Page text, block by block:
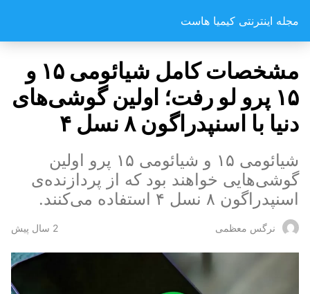
مجله اینترنتی کیمیا هاست
مشخصات کامل شیائومی ۱۵ و
۱۵ پرو لو رفت؛ اولین گوشی‌های
دنیا با اسنپدراگون ۸ نسل ۴
شیائومی ۱۵ و شیائومی ۱۵ پرو اولین
گوشی‌هایی خواهند بود که از پردازنده‌ی
اسنپدراگون ۸ نسل ۴ استفاده می‌کنند.
نرگس معظمی 2 سال پیش